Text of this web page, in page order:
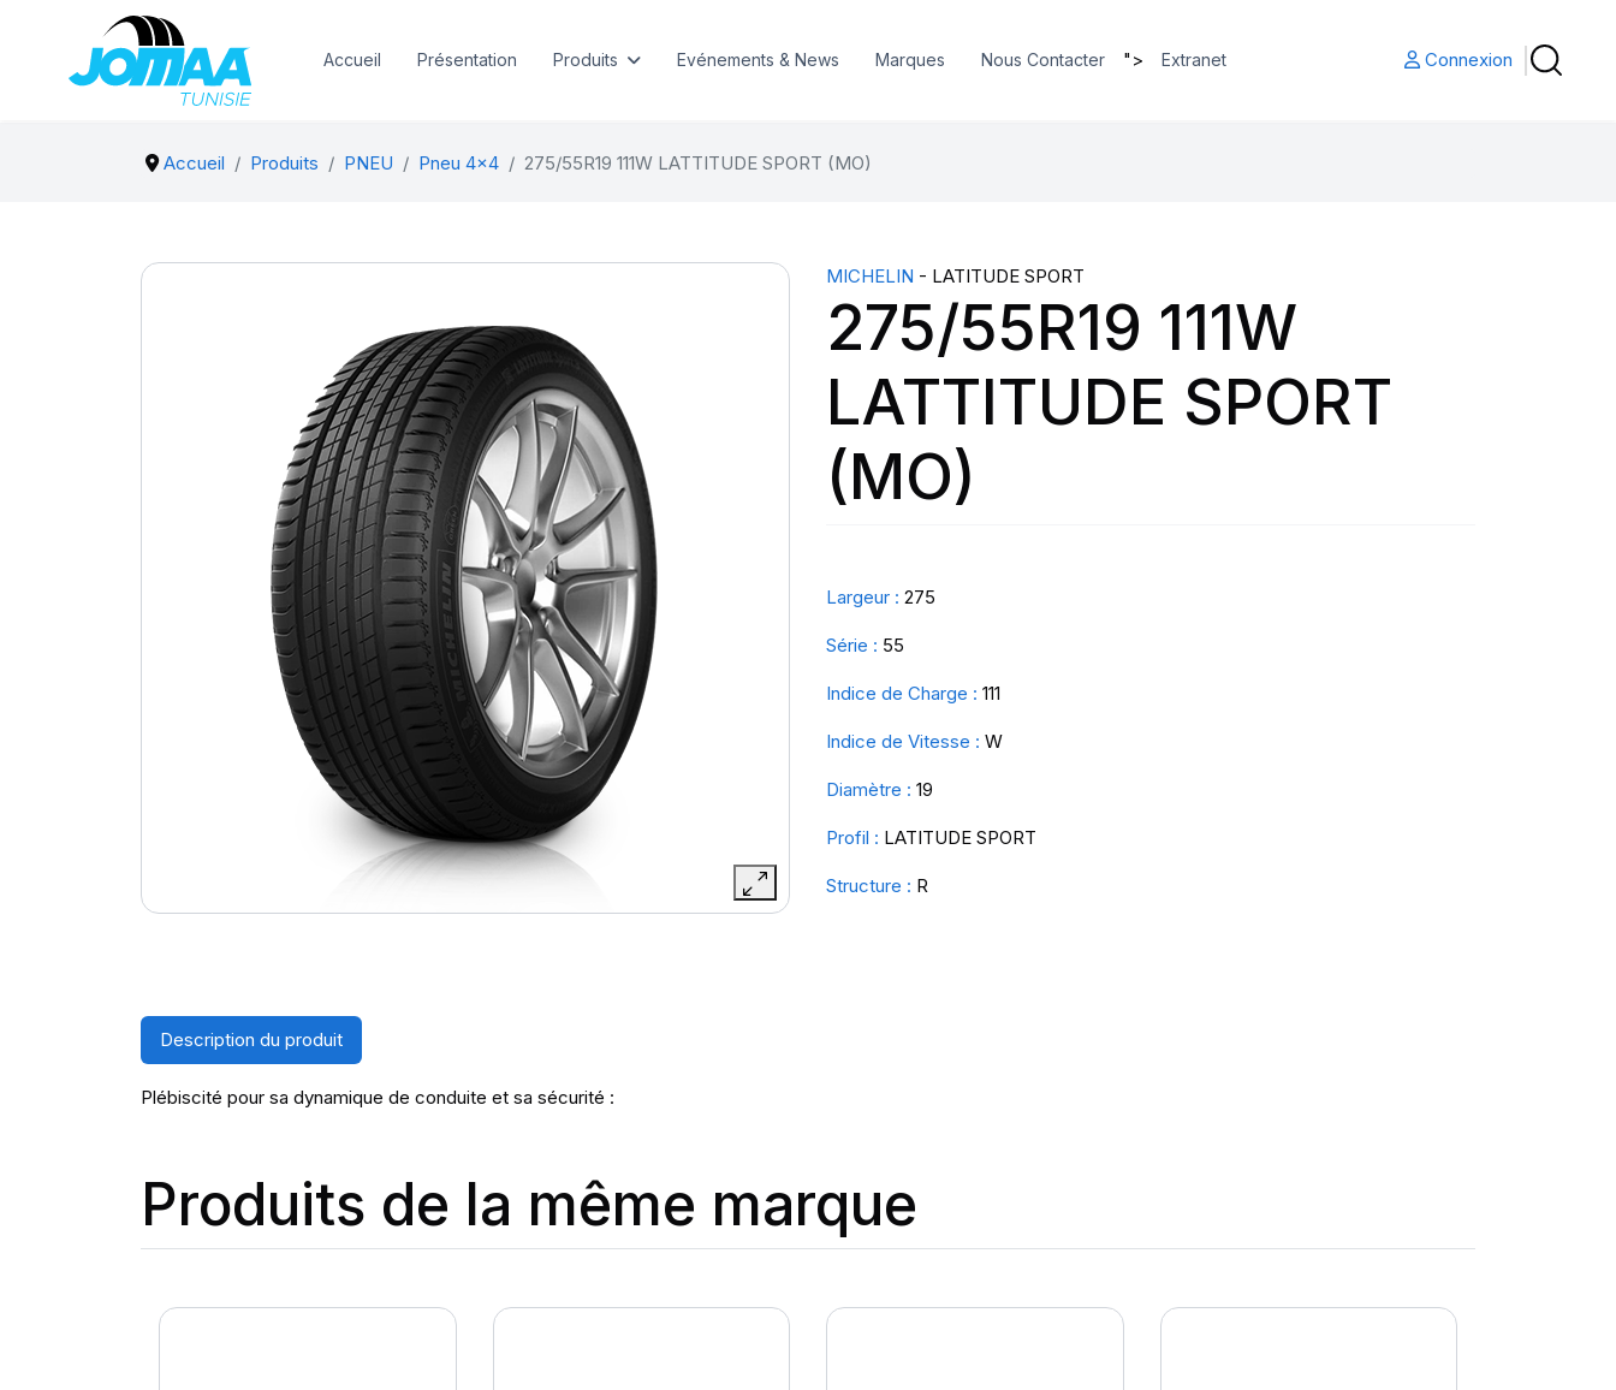
Accueil Présentation Produits Evénements & News Marques Nous Contacter "> Extranet Connexion
Accueil Produits PNEU Pneu 4x4 275/55R19 111W LATTITUDE SPORT (MO)
MICHELIN - LATITUDE SPORT
275/55R19 111W
LATTITUDE SPORT
(MO)
Largeur : 275
Série : 55
Indice de Charge : 111
Indice de Vitesse : W
Diamètre : 19
Profil : LATITUDE SPORT
Structure : R
Description du produit
Plébiscité pour sa dynamique de conduite et sa sécurité :
Produits de la même marque